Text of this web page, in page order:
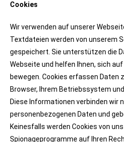
Cookies
Wir verwenden auf unserer
Textdateien werden von unserem
gespeichert. Sie unterstützen die
Webseite und helfen Ihnen, sich
bewegen. Cookies erfassen Daten
Browser, Ihrem Betriebssystem
Diese Informationen verbinden wir
personenbezogenen Daten und
Keinesfalls werden Cookies von
Spionageprogramme auf Ihren